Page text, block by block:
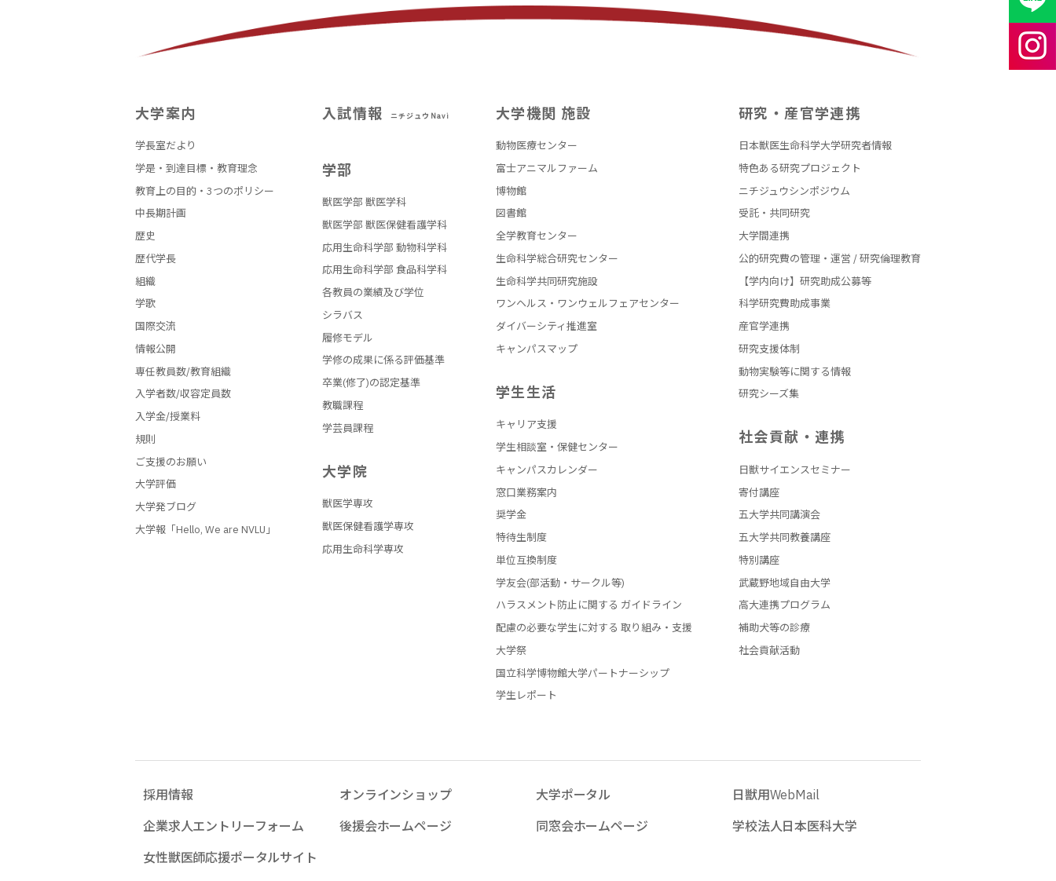
大学ポータル
日獣用WebMail
後援会ホームページ
同窓会ホームページ
大学案内
学長室だより
学是・到達目標・教育理念
教育上の目的・3つのポリシー
中長期計画
歴史
歴代学長
組織
学歌
国際交流
情報公開
専任教員数/教育組織
入学者数/収容定員数
入学金/授業料
規則
ご支援のお願い
大学評価
大学発ブログ
大学報「Hello, We are NVLU」
入試情報 ニチジュウNavi
学部
獣医学部 獣医学科
獣医学部 獣医保健看護学科
応用生命科学部 動物科学科
応用生命科学部 食品科学科
各教員の業績及び学位
シラバス
履修モデル
学修の成果に係る評価基準
卒業(修了)の認定基準
教職課程
学芸員課程
大学院
獣医学専攻
獣医保健看護学専攻
応用生命科学専攻
大学機関 施設
動物医療センター
富士アニマルファーム
博物館
図書館
全学教育センター
生命科学総合研究センター
生命科学共同研究施設
ワンヘルス・ワンウェルフェアセンター
ダイバーシティ推進室
キャンパスマップ
学生生活
キャリア支援
学生相談室・保健センター
キャンパスカレンダー
窓口業務案内
奨学金
特待生制度
単位互換制度
学友会(部活動・サークル等)
ハラスメント防止に関する ガイドライン
配慮の必要な学生に対する 取り組み・支援
大学祭
国立科学博物館大学パートナーシップ
学生レポート
研究・産官学連携
日本獣医生命科学大学研究者情報
特色ある研究プロジェクト
ニチジュウシンポジウム
受託・共同研究
大学間連携
公的研究費の管理・運営 / 研究倫理教育
【学内向け】研究助成公募等
科学研究費助成事業
産官学連携
研究支援体制
動物実験等に関する情報
研究シーズ集
社会貢献・連携
日獣サイエンスセミナー
寄付講座
五大学共同講演会
五大学共同教養講座
特別講座
武蔵野地域自由大学
高大連携プログラム
補助犬等の診療
社会貢献活動
採用情報 オンラインショップ 大学ポータル
日獣用WebMail
企業求人エントリーフォーム
後援会ホームページ 同窓会ホームページ
学校法人日本医科大学
女性獣医師応援ポータルサイト